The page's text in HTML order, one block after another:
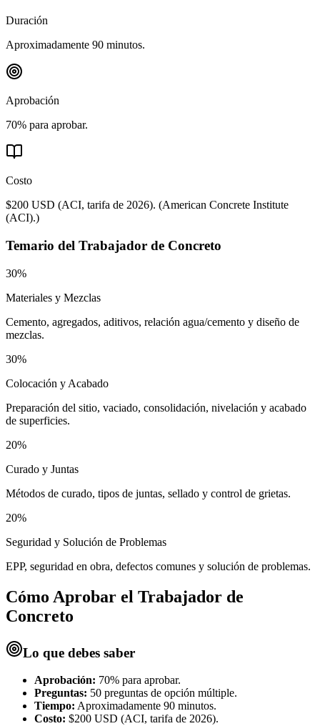
Duración
Aproximadamente 90 minutos.
Aprobación
70% para aprobar.
Costo
$200 USD (ACI, tarifa de 2026). (American Concrete Institute
(ACI).)
Temario del Trabajador de Concreto
30%
Materiales y Mezclas
Cemento, agregados, aditivos, relación agua/cemento y diseño de
mezclas.
30%
Colocación y Acabado
Preparación del sitio, vaciado, consolidación, nivelación y acabado
de superficies.
20%
Curado y Juntas
Métodos de curado, tipos de juntas, sellado y control de grietas.
20%
Seguridad y Solución de Problemas
EPP, seguridad en obra, defectos comunes y solución de problemas.
Cómo Aprobar el Trabajador de
Concreto
Lo que debes saber
Aprobación: 70% para aprobar.
Preguntas: 50 preguntas de opción múltiple.
Tiempo: Aproximadamente 90 minutos.
Costo: $200 USD (ACI, tarifa de 2026).